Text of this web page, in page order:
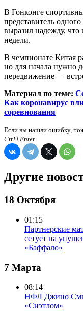
В Гонконге
представитель
выразил надежду,
недели.
В чемпионате Китая
но для начала нужно
передвижение —
Материал по теме:
Как коронавирус
соревнования
Если вы нашли ошибку,
Ctrl+Enter.
Другие
18 Октября
01:15
Партнерские
сетует на
«Баффало»
7 Марта
08:14
НФЛ Джино
«Сиэтлом»